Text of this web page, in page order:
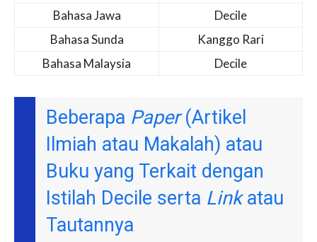
Bahasa Jawa
Decile
Bahasa Sunda
Kanggo Rari
Bahasa Malaysia
Decile
Beberapa Paper(Artikel
Ilmiah atau Makalah) atau
Buku yang Terkait dengan
Istilah Decile serta Linkatau
Tautannya